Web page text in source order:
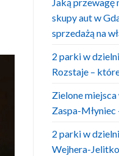
skupy aut w
sprzedażą na
2 parki w
Rozstaje –
Zielone
Zaspa-Młyniec
2 parki w
Wejhera-